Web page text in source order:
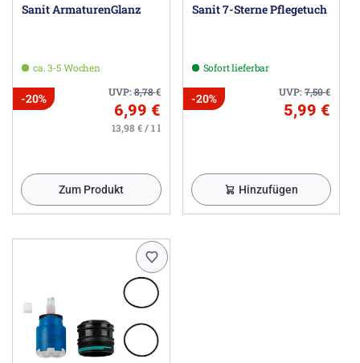
Sanit ArmaturenGlanz
ca. 3-5 Wochen
UVP:8,78€
-20%
6,99 €
13,98 € / 1 l
Zum Produkt
Sanit 7-Sterne Pflegetuch
Sofort lieferbar
UVP:7,50€
-20%
5,99 €
Hinzufügen